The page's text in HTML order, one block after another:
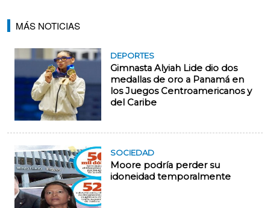
MÁS NOTICIAS
DEPORTES
Gimnasta Alyiah Lide dio dos
medallas de oro a Panamá en
los Juegos Centroamericanos y
del Caribe
SOCIEDAD
Moore podría perder su
idoneidad temporalmente